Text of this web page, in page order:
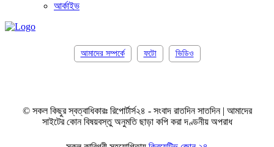
আর্কাইভ
আমাদের সম্পর্কে ফটো ভিডিও
© সকল কিছুর স্বত্বাধিকারঃ রিপোর্টার্স২৪ - সংবাদ রাতদিন সাতদিন | আমাদের
সাইটের কোন বিষয়বস্তু অনুমতি ছাড়া কপি করা দণ্ডনীয় অপরাধ